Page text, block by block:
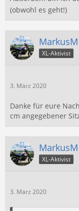
(obwohl es geht!)
MarkusM
XL-Aktivist
3. März 2020
Danke für eure
cm angegebener
MarkusM
XL-Aktivist
3. März 2020